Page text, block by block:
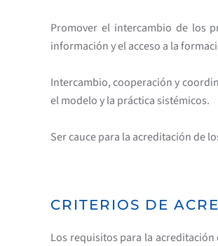
Promover el intercambio de los
información y el acceso a la
Intercambio, cooperación y
el modelo y la práctica sistémicos.
Ser cauce para la acreditación de
CRITERIOS DE
Los requisitos para la